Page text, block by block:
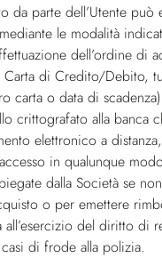
da parte dell’Utente può
le modalità
dell’ordine di
Carta di Credito/Debito,
carta o data di
crittografato alla banca
elettronico a
in qualunque
dalla Società se
o per emettere
all’esercizio del diritto di
di frode alla polizia.